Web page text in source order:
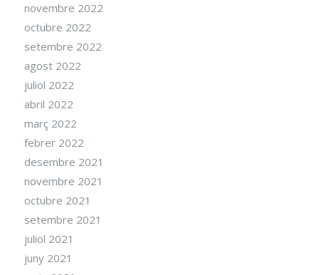
novembre 2022
octubre 2022
setembre 2022
agost 2022
juliol 2022
abril 2022
març 2022
febrer 2022
desembre 2021
novembre 2021
octubre 2021
setembre 2021
juliol 2021
juny 2021